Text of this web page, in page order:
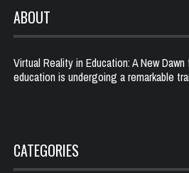
ABOUT
Virtual Reality in Education: A New
education is undergoing a remarkable
CATEGORIES